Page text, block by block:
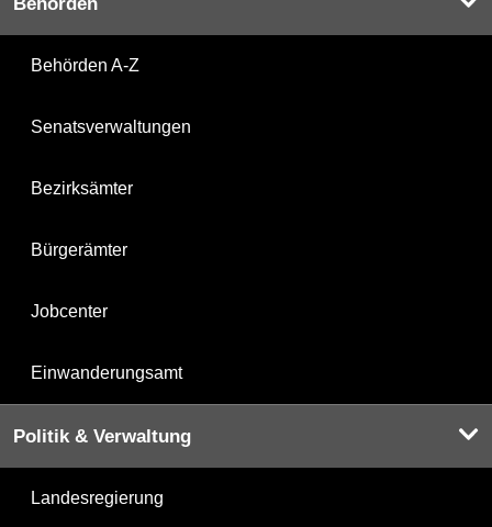
Behörden
Behörden A-Z
Senatsverwaltungen
Bezirksämter
Bürgerämter
Jobcenter
Einwanderungsamt
Politik & Verwaltung
Landesregierung